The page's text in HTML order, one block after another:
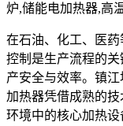
炉,储能电加热器,高
在石油、化工、医
控制是生产流程的
产安全与效率。镇
加热器凭借成熟的
环境中的核心加热